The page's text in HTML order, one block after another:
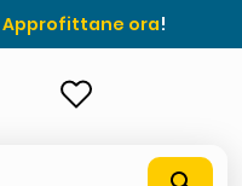
Approfittane ora!